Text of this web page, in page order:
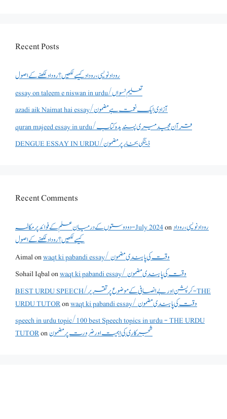
Recent Posts
روداد نویسی ،روداد کیسے لکھیں؟ روداد لکھنے کے اصول
essay on taleem e niswan in urdu/تعلیم نسواں
azadi aik Naimat hai essay/آزادی ایک نعمت ہے مضمون
quran majeed essay in urdu/قرآن مجید میری پسندیدہ کتاب
DENGUE ESSAY IN URDU/ڈینگی بخار پر مضمون
Recent Comments
دو دوستوں کے درمیان علم کے فوائد پر مکالمہ - July 2024onروداد نویسی ،روداد
کیسے لکھیں؟ روداد لکھنے کے اصول
Aimalon
waqt ki pabandi essay/ وقت کی پابندی مضمون
Sohail Iqbalon
waqt ki pabandi essay/ وقت کی پابندی مضمون
BEST URDU SPEECH/کرپشن اور بے انصافی کے موضوع پر تقریر - THE
URDU TUTORon
waqt ki pabandi essay/ وقت کی پابندی مضمون
speech in urdu topic/100 best Speech topics in urdu - THE URDU
TUTORonشجرکاری کی اہمیت اور ضرورت پر مضمون